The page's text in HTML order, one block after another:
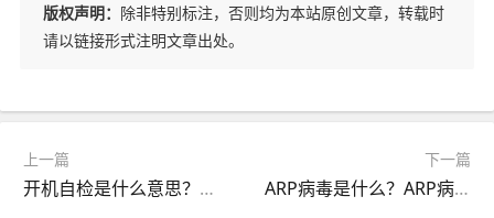
版权声明： 除非特别标注，否则均为本站原创文章，转载时
请以链接形式注明文章出处。
上一篇
开机自检是什么意思？电脑启动前的重要检查过程
下一篇
ARP病毒是什么？ARP病毒如何防攻击和处理